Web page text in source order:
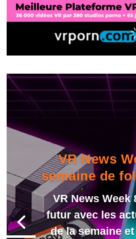
VR News
semaine de
VR News Week
futur avec les
de la semaine